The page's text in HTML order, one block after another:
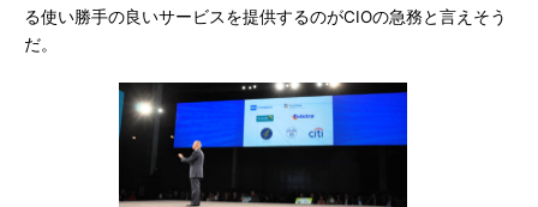
る使い勝手の良いサービスを提供するのがCIOの急務と言えそう
だ。